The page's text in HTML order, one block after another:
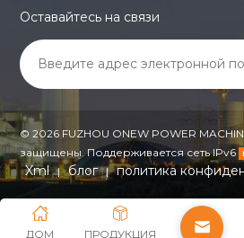
Оставайтесь на связи
© 2026 FUZHOU ONEW POWER
защищены. Поддерживается сеть IPv6
Xml | блог | политика
ДОМ ПРОДУКЦИЯ